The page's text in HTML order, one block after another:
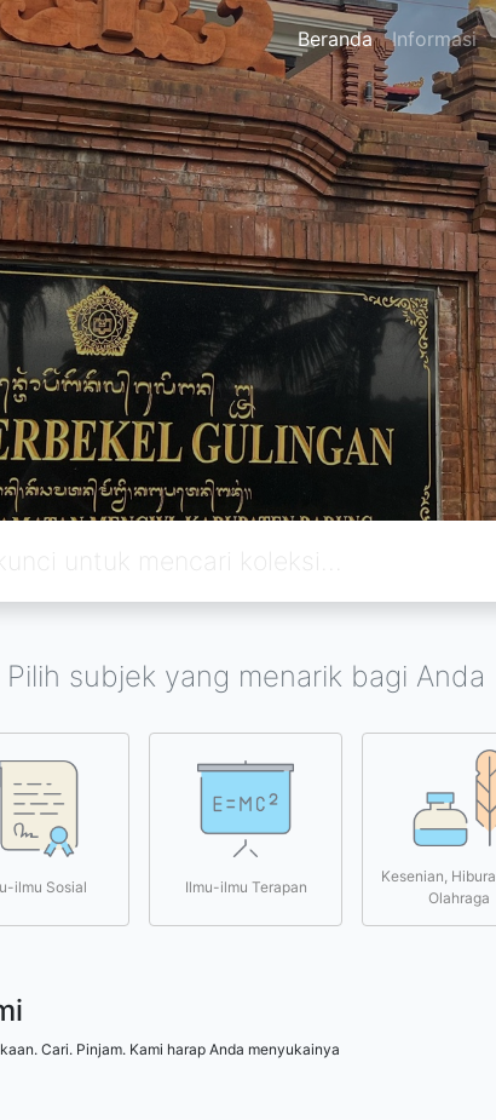
Beranda Informasi
Pilih subjek yang menarik bagi Anda
ilmu Sosial Ilmu-ilmu Terapan
Kesenian,
Olahraga
Cari. Pinjam. Kami harap Anda menyukainya